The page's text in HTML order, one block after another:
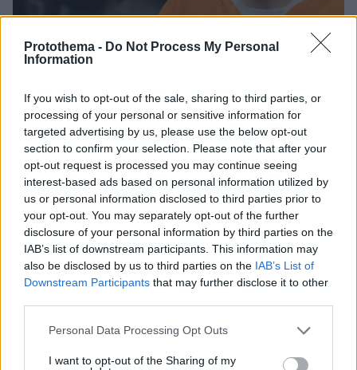
Protothema - Do Not Process My Personal
Information
If you wish to opt-out of the sale, sharing to third parties, or
processing of your personal or sensitive information for
targeted advertising by us, please use the below opt-out
section to confirm your selection. Please note that after your
opt-out request is processed you may continue seeing
interest-based ads based on personal information utilized by
us or personal information disclosed to third parties prior to
your opt-out. You may separately opt-out of the further
disclosure of your personal information by third parties on the
IAB’s list of downstream participants. This information may
also be disclosed by us to third parties on the IAB’s List of
Downstream Participants that may further disclose it to other
Please note that this website/app uses one or more Google
not limited to your visit or usage behaviour. You may click to
Personal Data Processing Opt Outs
I want to opt-out of the Sharing of my
Το σπίτι του τρόμου στο Άινταχο: Η νύχτα που
τέσσερις φοιτητές δολοφονήθηκαν μέσα σε λίγα
λεπτά
09.08.2026, 08:33